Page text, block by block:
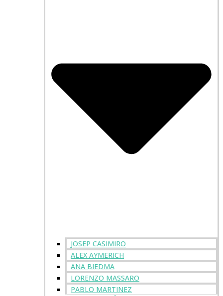
JOSEP CASIMIRO
ALEX AYMERICH
ANA BIEDMA
LORENZO MASSARO
PABLO MARTINEZ